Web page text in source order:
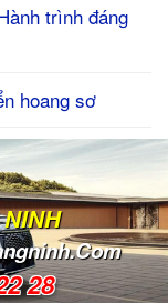
trình đáng
hoang sơ
28